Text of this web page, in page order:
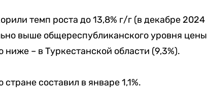
темп роста до 13,8% г/г (в декабре 2024
выше общереспубликанского уровня цены
ниже – в Туркестанской области (9,3%).
составил в январе 1,1%.